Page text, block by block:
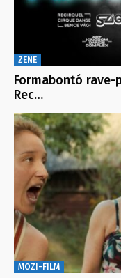
ZENE
Formabontó
Rec…
MOZI-FILM